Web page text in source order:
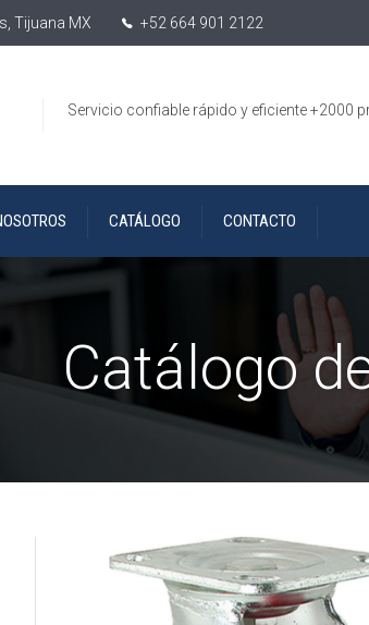
Tijuana MX +52 664 901 2122
Servicio confiable rápido y eficiente +2000
CATÁLOGO CONTACTO
Catálogo